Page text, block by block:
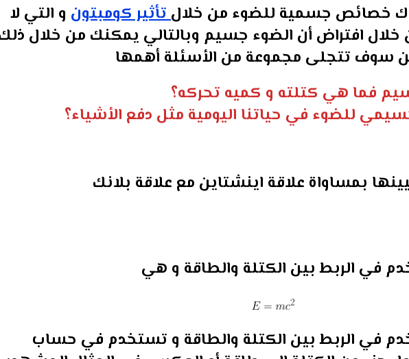
خصائص جسمية للضوء من خلالتأثير كومبتون و التي لا
افتراض أن الضوء جسيم وبالتالي يمكنك من خلال
سوف تتجلى مجموعة من الأسئلة أهمها
فما هي كتلته و كميه تحركه؟
للضوء في حياتنا اليومية مثل دفع الأشياء؟
بمساواة علاقة اينشتاين مع علاقة بلانك
في الربط بين الكتلة والطاقة و هي
في الربط بين الكتلة والطاقة و تستخدم في حساب